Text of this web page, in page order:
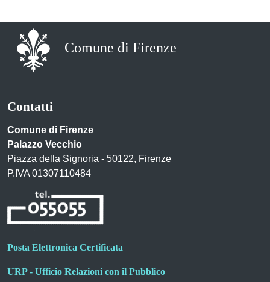
Comune di Firenze
Contatti
Comune di Firenze
Palazzo Vecchio
Piazza della Signoria - 50122, Firenze
P.IVA 01307110484
Posta Elettronica Certificata
URP - Ufficio Relazioni con il Pubblico